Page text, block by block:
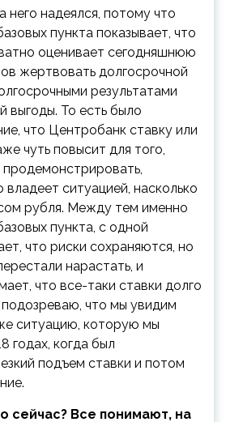
него надеялся, потому что
пункта показывает, что
оценивает сегодняшнюю
жертвовать долгосрочной
результатами
выгоды. То есть было
что Центробанк ставку или
чуть повысит для того,
ситуацией, насколько
рубля. Между тем именно
пункта, с одной
что риски сохраняются, но
нарастать, и
что все-таки ставки долго
подозреваю, что мы увидим
ситуацию, которую мы
годах, когда был
подъем ставки и потом
сейчас? Все понимают, на